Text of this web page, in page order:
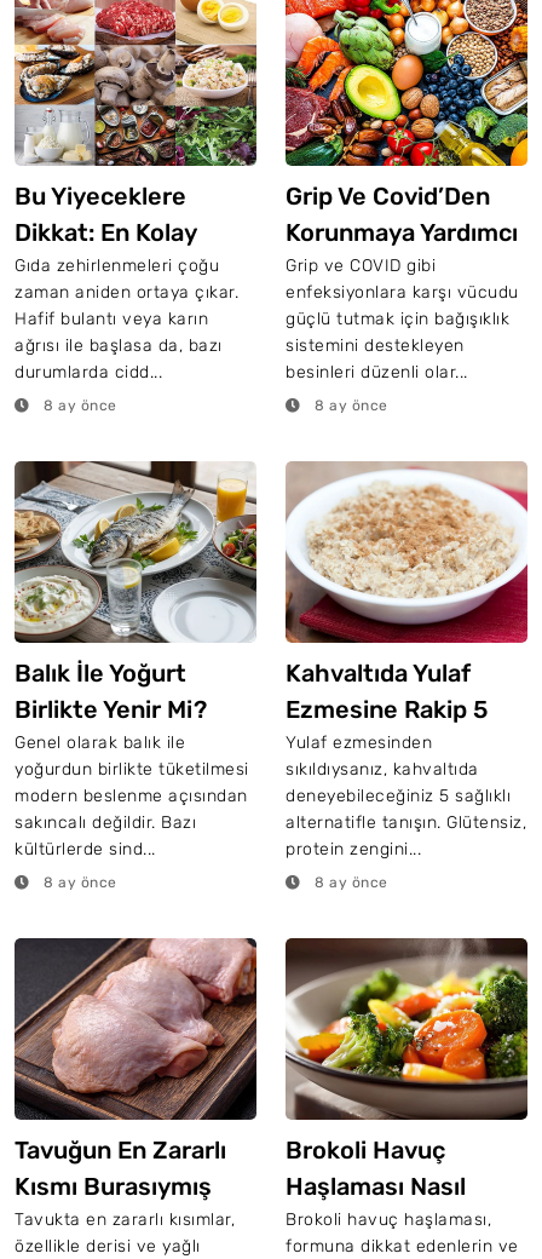
Bu Yiyeceklere
Dikkat: En Kolay
Zehirleyebilen 10
Gıda
Gıda zehirlenmeleri çoğu
zaman aniden ortaya çıkar.
Hafif bulantı veya karın
ağrısı ile başlasa da, bazı
durumlarda cidd...
8 ay önce
Grip Ve Covid’Den
Korunmaya Yardımcı
En Etkili 10 Gıda
Grip ve COVID gibi
enfeksiyonlara karşı vücudu
güçlü tutmak için bağışıklık
sistemini destekleyen
besinleri düzenli olar...
8 ay önce
Balık İle Yoğurt
Birlikte Yenir Mi?
Genel olarak balık ile
yoğurdun birlikte tüketilmesi
modern beslenme açısından
sakıncalı değildir. Bazı
kültürlerde sind...
8 ay önce
Kahvaltıda Yulaf
Ezmesine Rakip 5
Tok Tutan Tahıl
Yulaf ezmesinden
sıkıldıysanız, kahvaltıda
deneyebileceğiniz 5 sağlıklı
alternatifle tanışın. Glütensiz,
protein zengini...
8 ay önce
Tavuğun En Zararlı
Kısmı Burasıymış
Tavukta en zararlı kısımlar,
özellikle derisi ve yağlı
Brokoli Havuç
Haşlaması Nasıl
Yapılır?
Brokoli havuç haşlaması,
formuna dikkat edenlerin ve